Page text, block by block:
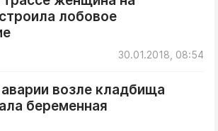
лобовое
30.01.2018, 08:54
возле кладбища
беременная